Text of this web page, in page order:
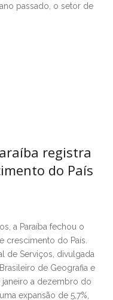
passado, o setor de
registra
do País
a Paraíba fechou o
crescimento do País.
de Serviços, divulgada
de Geografia e
janeiro a dezembro do
expansão de 5,7%,